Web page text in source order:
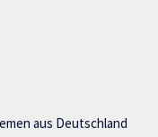
aus Deutschland